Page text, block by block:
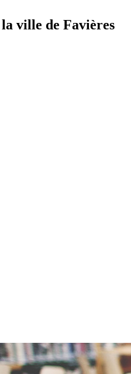
ville de Favières